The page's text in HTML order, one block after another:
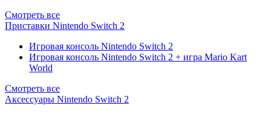
Смотреть все
Приставки Nintendo Switch 2
Игровая консоль Nintendo Switch 2
Игровая консоль Nintendo Switch 2 + игра Mario Kart
World
Смотреть все
Аксессуары Nintendo Switch 2